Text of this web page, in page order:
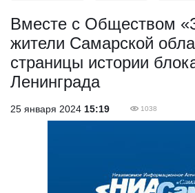
Вместе с Обществом
жители Самарской
страницы истории
Ленинграда
25 января 2024 15:19 1038